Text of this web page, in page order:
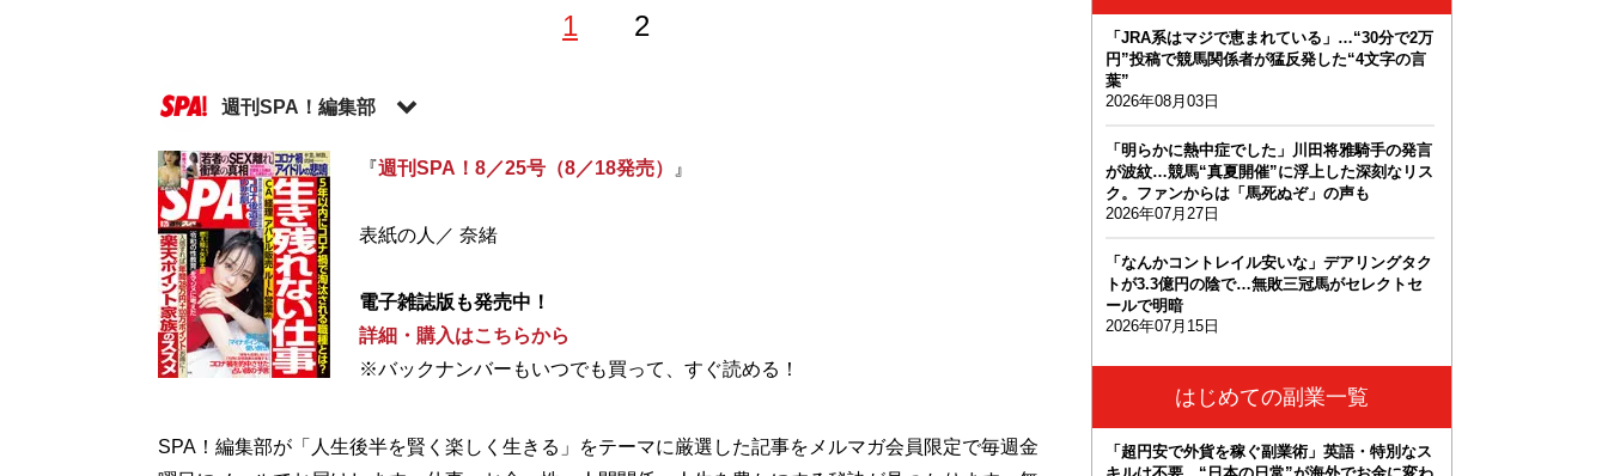
1 2
週刊SPA！編集部
記事一覧へ
『週刊SPA！8／25号（8／18発売） 』
表紙の人／ 奈緒
電子雑誌版も発売中！
詳細・購入はこちらから
※バックナンバーもいつでも買って、すぐ読める！
SPA！編集部が「人生後半を賢く楽しく生きる」をテーマに厳選した記事をメルマガ会員限定で毎週金
「JRA系はマジで恵まれている」…“30分で2万
円”投稿で競馬関係者が猛反発した“4文字の言
葉”
2026年08月03日
「明らかに熱中症でした」川田将雅騎手の発言
が波紋…競馬“真夏開催”に浮上した深刻なリス
ク。ファンからは「馬死ぬぞ」の声も
2026年07月27日
「なんかコントレイル安いな」デアリングタク
トが3.3億円の陰で…無敗三冠馬がセレクトセ
ールで明暗
2026年07月15日
はじめての副業一覧
「超円安で外貨を稼ぐ副業術」英語・特別なス